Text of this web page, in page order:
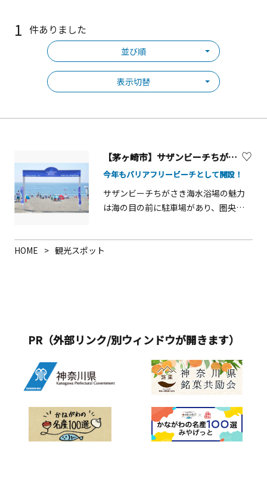
1 件ありました
並び順
表示切替
【茅ヶ崎市】サザンビーチちがさき海水浴場
今年もバリアフリービーチとして開設！
サザンビーチちがさき海水浴場の魅力
は海の目の前に駐車場があり、圏央道
横には縁(円)結びの輪として有名なサザ
での移動がしやすいようにバリアフリ
ーマットを設置することで、車イスは
もちろん、ベビーカーでの移動も楽に
できます。また、水陸両用車イス・ア
ルミ製スロープの無料貸し出しも行っ
ています。
HOME 観光スポット
PR（外部リンク/別ウィンドウが開きます）